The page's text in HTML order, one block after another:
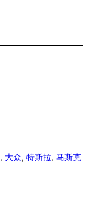
, 大众, 特斯拉, 马斯克